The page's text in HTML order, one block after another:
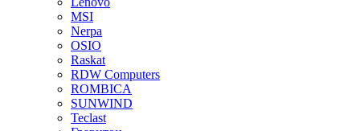
MSI
Nerpa
OSIO
Raskat
RDW Computers
ROMBICA
SUNWIND
Teclast